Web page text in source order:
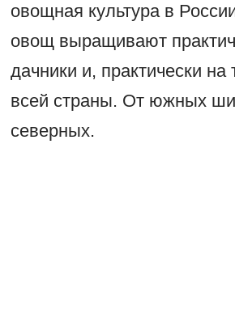
овощная культура в
овощ выращивают
дачники и, практически на
всей страны. От южных
северных.